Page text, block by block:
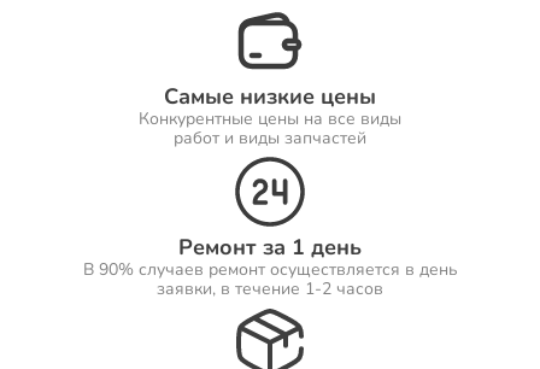
Самые низкие цены
Конкурентные цены на все виды
работ и виды запчастей
Ремонт за 1 день
В 90% случаев ремонт осуществляется в день
заявки, в течение 1-2 часов
Ремонт VR систем
Ремонт Сабвуферов
Ремонт Посудомоечных машин